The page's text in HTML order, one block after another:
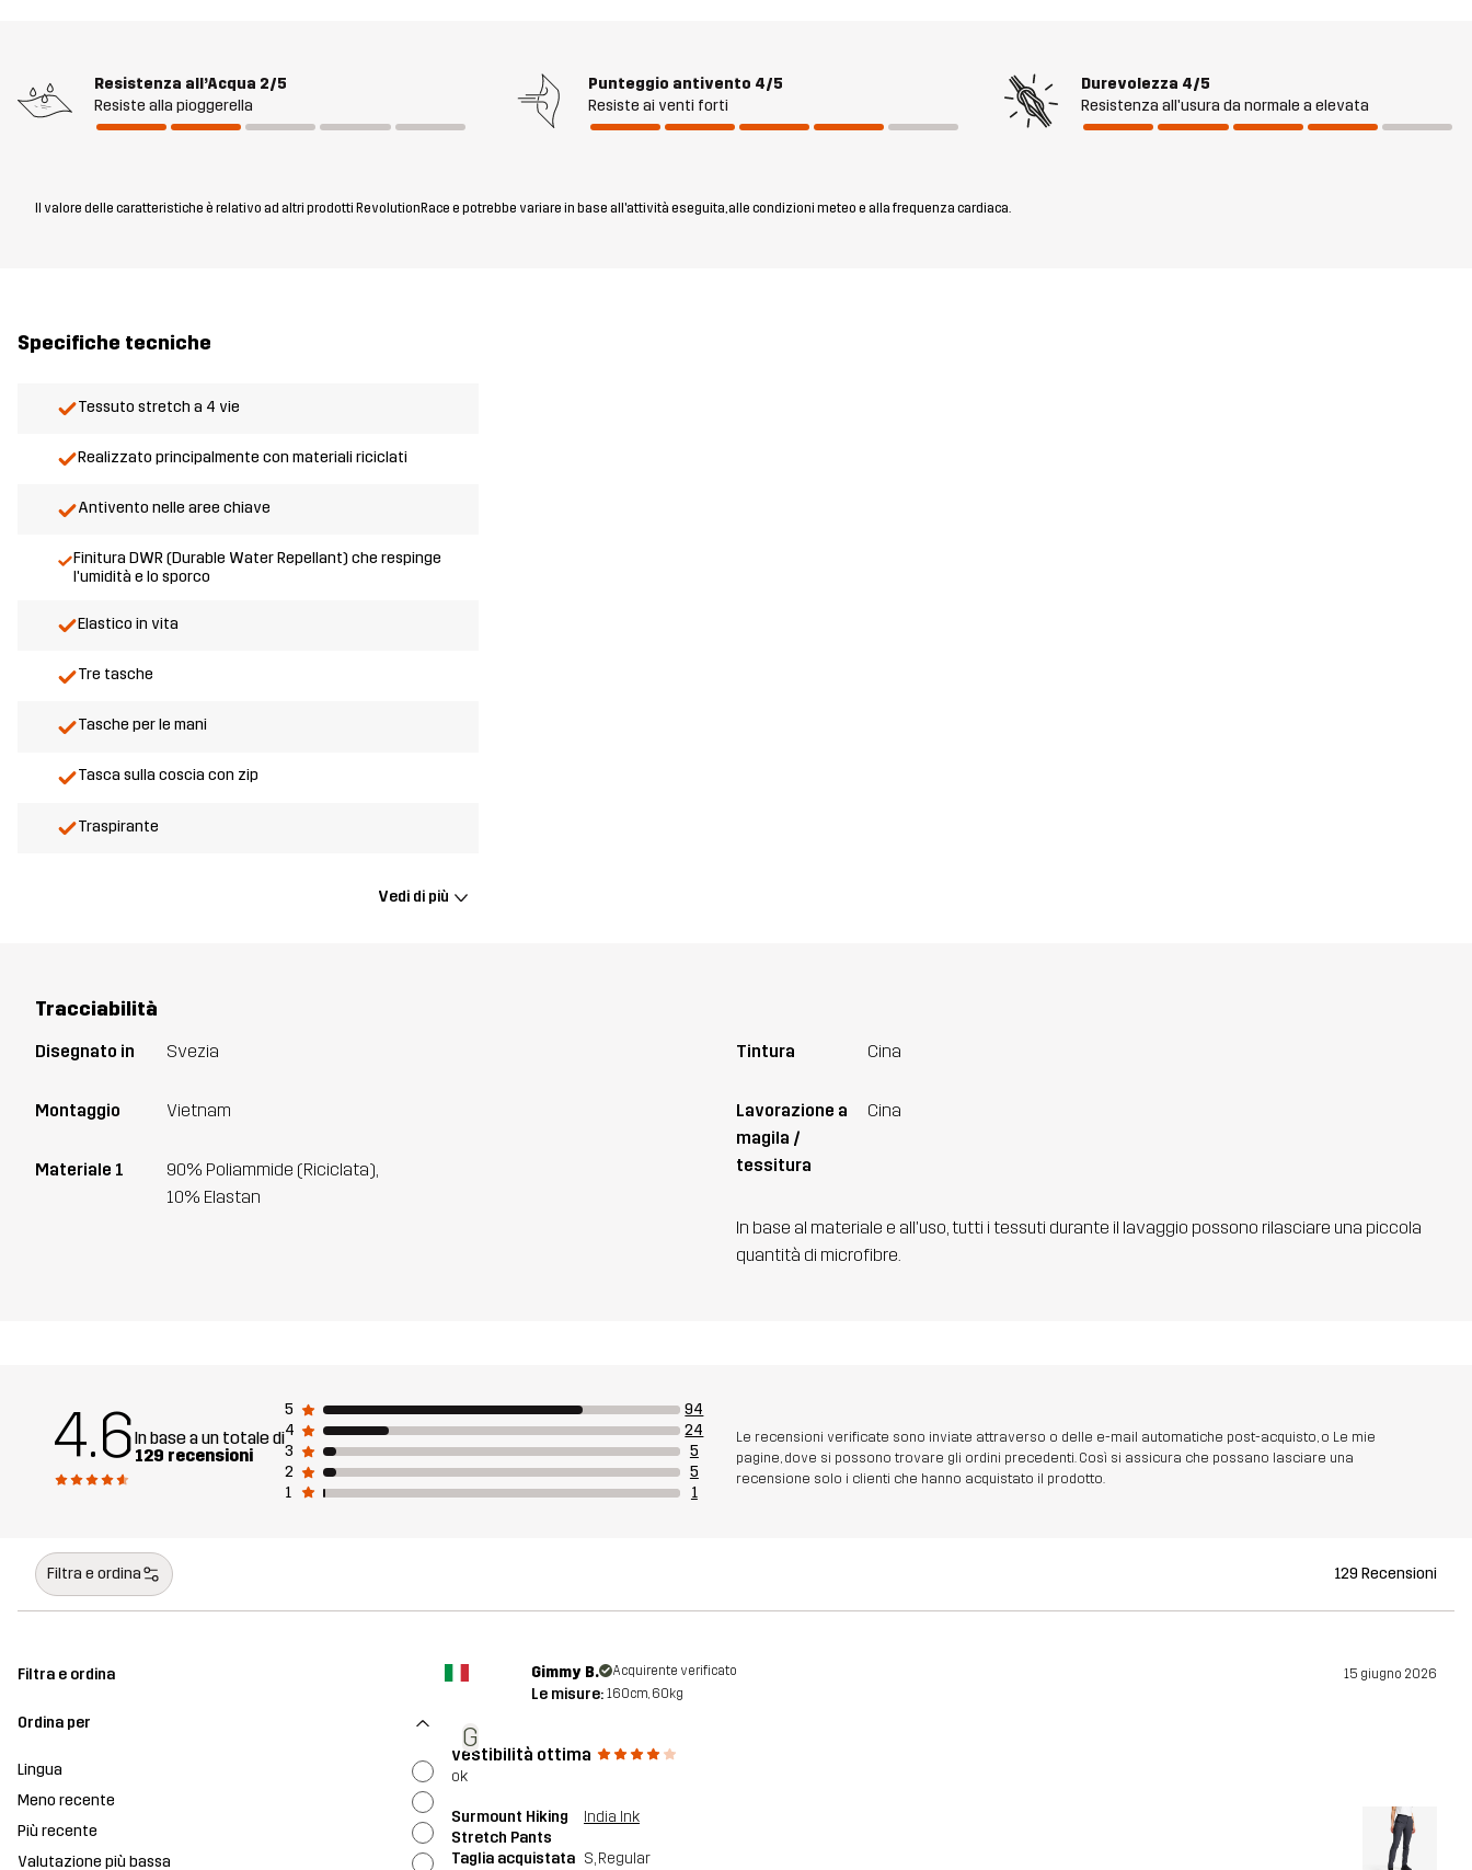
Resistenza all’Acqua 2/5
Resiste alla pioggerella
Punteggio antivento 4/5
Resiste ai venti forti
Durevolezza 4/5
Resistenza all'usura da normale a elevata
Il valore delle caratteristiche è relativo ad altri prodotti RevolutionRace e potrebbe variare in base all'attività eseguita, alle condizioni meteo e alla frequenza cardiaca.
Specifiche tecniche
Tessuto stretch a 4 vie
Realizzato principalmente con materiali riciclati
Antivento nelle aree chiave
Finitura DWR (Durable Water Repellant) che respinge
l'umidità e lo sporco
Elastico in vita
Tre tasche
Tasche per le mani
Tasca sulla coscia con zip
Traspirante
Vedi di più
Tracciabilità
Disegnato in Svezia
Montaggio Vietnam
Materiale 1
90% Poliammide (Riciclata),
10% Elastan
Tintura Cina
Lavorazione a
magila /
tessitura
Cina
In base al materiale e all'uso, tutti i tessuti durante il lavaggio possono rilasciare una piccola
quantità di microfibre.
4.6In base a un totale di
129 recensioni
5
94
4
24
3
5
2
5
1
1
Le recensioni verificate sono inviate attraverso o delle e-mail automatiche post-acquisto, o Le mie
pagine, dove si possono trovare gli ordini precedenti. Così si assicura che possano lasciare una
recensione solo i clienti che hanno acquistato il prodotto.
Filtra e ordina 129 Recensioni
Filtra e ordina
Ordina per
Lingua
Meno recente
Più recente
Valutazione più bassa
G
Gimmy B. Acquirente verificato 15 giugno 2026
Le misure: 160cm, 60kg
vestibilità ottima
ok
Surmount Hiking
Stretch Pants
India Ink
Taglia acquistata S, Regular